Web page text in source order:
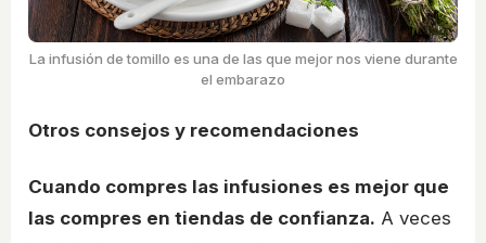
La infusión de tomillo es una de las que mejor nos viene durante
el embarazo
Otros consejos y recomendaciones
Cuando compres las infusiones es mejor que
las compres en tiendas de confianza. A veces